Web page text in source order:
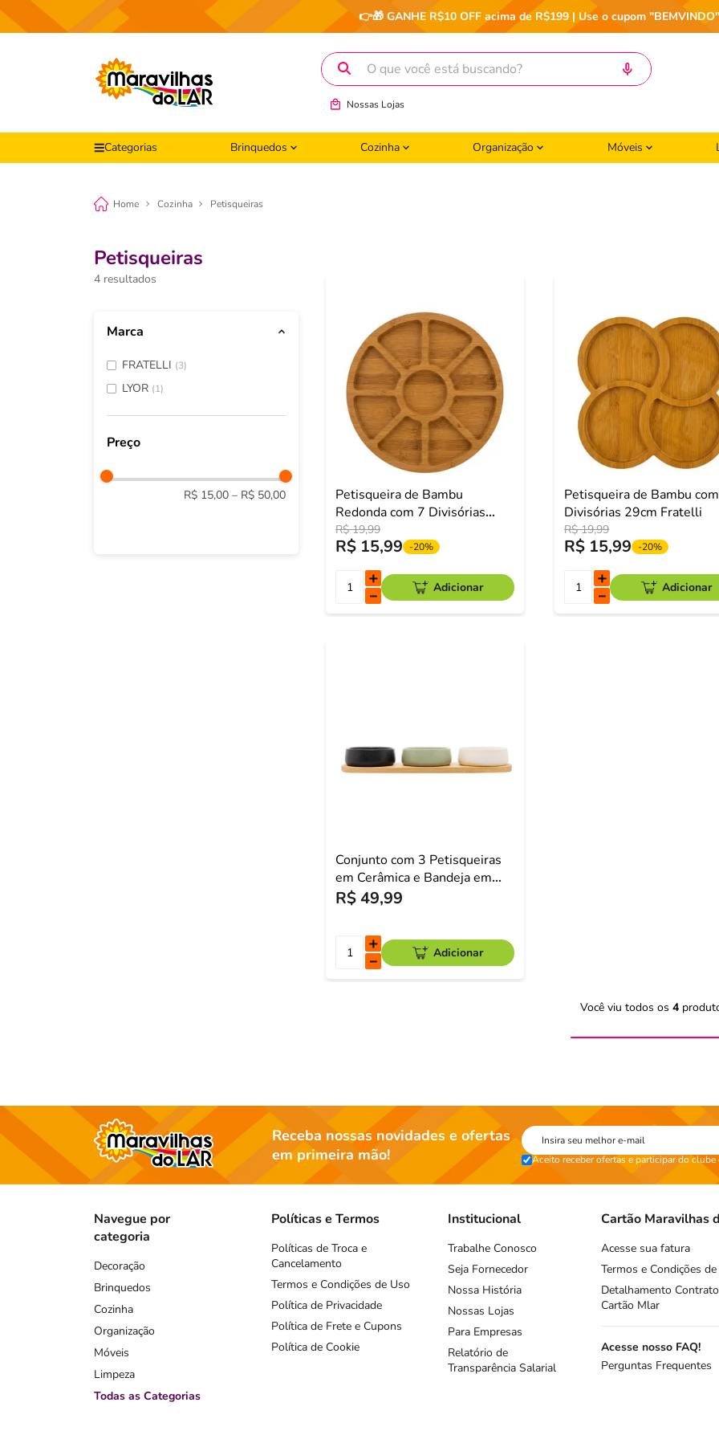
👉🎁 GANHE R$10 OFF acima de R$199 | Use o cupom "BEMVINDO"
O que você está buscando?
Nossas Lojas
Brinquedos Cozinha Organização Móveis
Categorias
Cozinha Petisqueiras
Petisqueiras
4
Marca
FRATELLI (3)
LYOR (1)
R$ 15,00 – R$ 50,00
Petisqueira de Bambu
Redonda com 7 Divisórias
29cm Fratelli
R$ 19,99
R$ 15,99 -20%
＋
－
Adicionar
Petisqueira de Bambu
Divisórias 29cm Fratelli
R$ 19,99
R$ 15,99 -20%
＋
－
Adicionar
Conjunto com 3 Petisqueiras
em Cerâmica e Bandeja em
Bambu Lyor
R$49,99
＋
－
Adicionar
Você viu todos os 4
Receba nossas novidades e ofertas
em primeira mão!
Aceito receber ofertas e participar do
Navegue por
categoria
Decoração
Brinquedos
Cozinha
Organização
Móveis
Limpeza
Todas as Categorias
Políticas e Termos
Políticas de Troca e
Cancelamento
Termos e Condições de Uso
Política de Privacidade
Política de Frete e Cupons
Política de Cookie
Institucional
Trabalhe Conosco
Seja Fornecedor
Nossa História
Nossas Lojas
Para Empresas
Relatório de
Transparência Salarial
Cartão Maravilhas
Acesse sua fatura
Termos e Condições
Detalhamento Contrato
Cartão Mlar
Acesse nosso FAQ!
Perguntas Frequentes